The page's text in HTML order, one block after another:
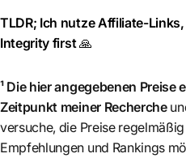
TLDR; Ich nutze Affiliate-
Integrity first🙏
¹ Die hier angegebenen
Zeitpunkt meiner Recherche
versuche, die Preise
Empfehlungen und Rankings